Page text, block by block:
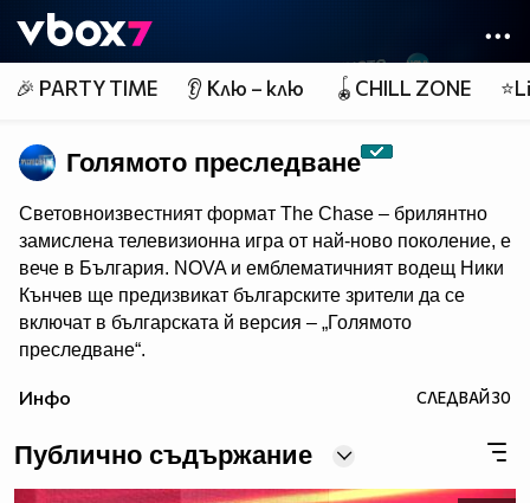
👾
🎉 PARTY TIME 👂 Клю – клю 🪀CHILL ZONE
Голямото преследване
Световноизвестният формат The Chase – брилянтно
замислена телевизионна игра от най-ново поколение, e
вече в България. NOVA и емблематичният водещ Ники
Кънчев ще предизвикат българските зрители да се
включат в българската й версия – „Голямото
преследване“.
ще бъде издигнато в култ, а Ники Кънчев ще запознае
Инфо СЛЕДВАЙ30
Публично съдържание